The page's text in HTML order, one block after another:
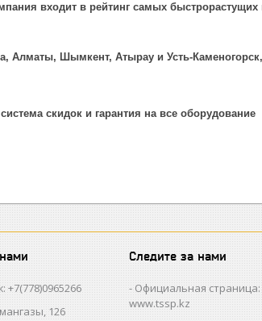
входит в рейтинг самых
Алматы, Шымкент, Атырау и Усть-
скидок и гарантия на все оборудование
126
Следите за нами
Официальная страница:
www.tssp.kz